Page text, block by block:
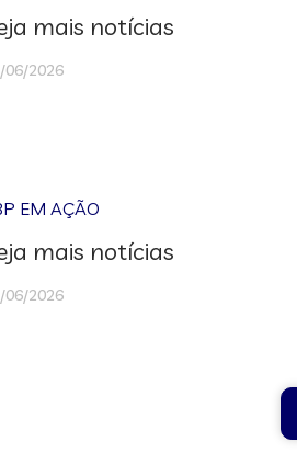
mais notícias
06/2026
EM AÇÃO
mais notícias
06/2026